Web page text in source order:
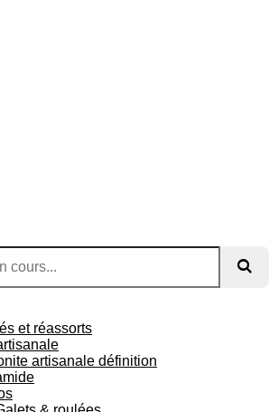
et réassorts
artisanale définition